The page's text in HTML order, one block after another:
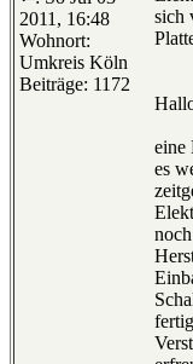
2011, 16:48
Wohnort:
Umkreis Köln
Beiträge: 1172
sich
eine
es